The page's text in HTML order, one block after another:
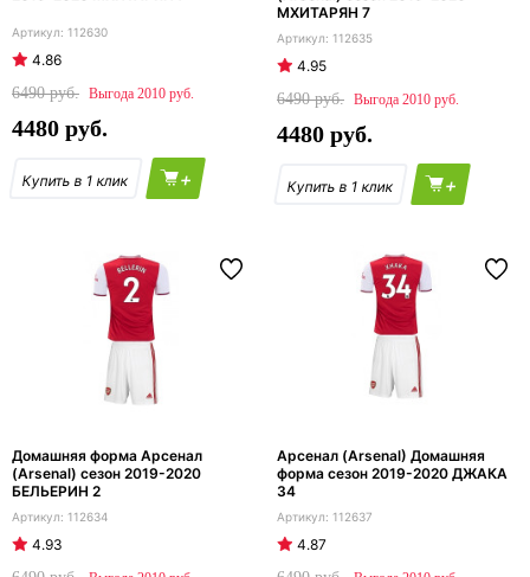
112630
4.86
6490
2010
4480
+
МХИТАРЯН 7
112635
4.95
6490
2010
4480
+
Домашняя форма Арсенал
(Arsenal) сезон 2019-2020
БЕЛЬЕРИН 2
112634
4.93
Арсенал (Arsenal) Домашняя
форма сезон 2019-2020 ДЖАКА
34
112637
4.87